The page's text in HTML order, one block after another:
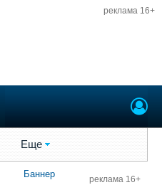
реклама 16+
Еще
реклама 16+